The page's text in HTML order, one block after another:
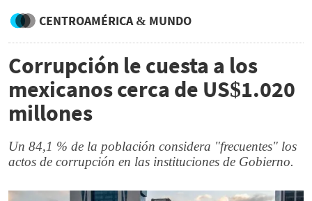
CENTROAMÉRICA & MUNDO
Corrupción le cuesta a los
mexicanos cerca de US$1.020
millones
Un 84,1 % de la población considera "frecuentes" los
actos de corrupción en las instituciones de Gobierno.